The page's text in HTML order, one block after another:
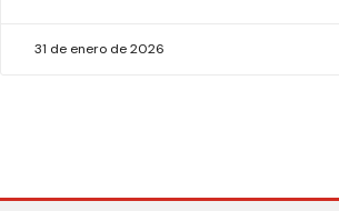
31 de enero de 2026